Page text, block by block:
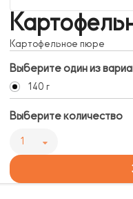
Картофельное пюре
Выберите один из
140 г
Выберите количество
1